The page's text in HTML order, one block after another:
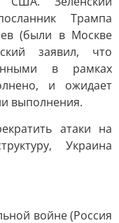
Трампа
(были в Москве
заявил, что
в рамках
и ожидает
выполнения.
атаки на
Украина
войне (Россия